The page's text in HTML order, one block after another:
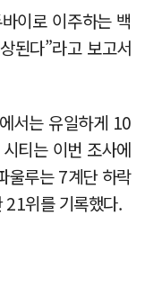
이로 이주하는 백
된다”라고 보고서
서는 유일하게 10
티는 이번 조사에
울루는 7계단 하락
21위를 기록했다.